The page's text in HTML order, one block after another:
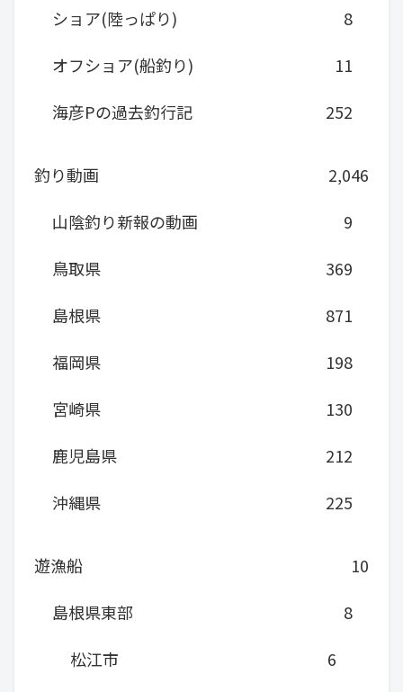
ショア(陸っぱり)
8
オフショア(船釣り)
11
海彦Pの過去釣行記
252
釣り動画
2,046
山陰釣り新報の動画
9
鳥取県
369
島根県
871
福岡県
198
宮崎県
130
鹿児島県
212
沖縄県
225
遊漁船
10
島根県東部
8
松江市
6